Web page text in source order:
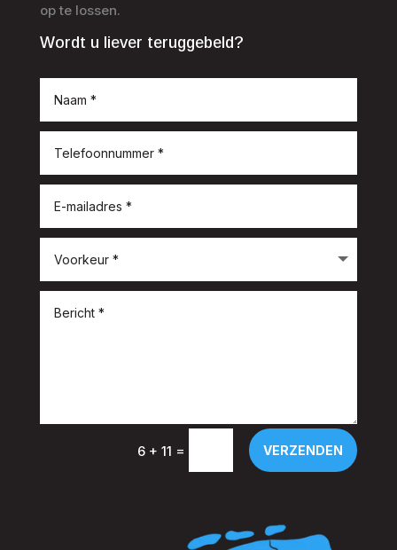
op te lossen.
Wordt u liever teruggebeld?
6 + 11 = VERZENDEN